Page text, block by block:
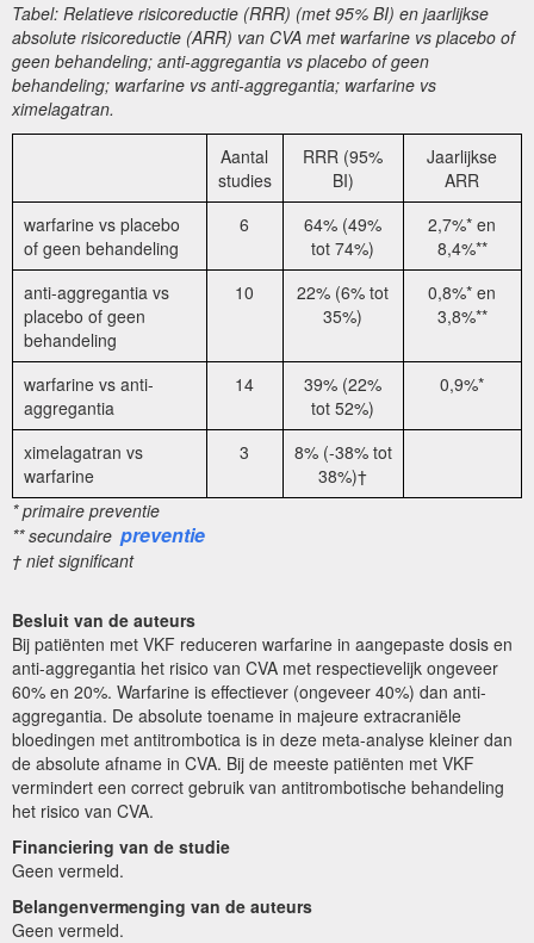
Tabel: Relatieve risicoreductie (RRR) (met 95% BI) en jaarlijkse
absolute risicoreductie (ARR) van CVA met warfarine vs placebo of
geen behandeling; anti-aggregantia vs placebo of geen
behandeling; warfarine vs anti-aggregantia; warfarine vs
ximelagatran.
Aantal
studies
RRR (95%
BI)
Jaarlijkse
ARR
warfarine vs placebo
of geen behandeling
6
64% (49%
tot 74%)
2,7%* en
8,4%**
anti-aggregantia vs
placebo of geen
behandeling
10
22% (6% tot
35%)
0,8%* en
3,8%**
warfarine vs anti-
aggregantia
14
39% (22%
tot 52%)
0,9%*
ximelagatran vs
warfarine
3
8% (-38% tot
38%)†
* primaire preventie
** secundaire preventie
† niet significant
Besluit van de auteurs
Bij patiënten met VKF reduceren warfarine in aangepaste dosis en
anti-aggregantia het risico van CVA met respectievelijk ongeveer
60% en 20%. Warfarine is effectiever (ongeveer 40%) dan anti-
aggregantia. De absolute toename in majeure extracraniële
bloedingen met antitrombotica is in deze meta-analyse kleiner dan
de absolute afname in CVA. Bij de meeste patiënten met VKF
vermindert een correct gebruik van antitrombotische behandeling
het risico van CVA.
Financiering van de studie
Geen vermeld.
Belangenvermenging van de auteurs
Geen vermeld.